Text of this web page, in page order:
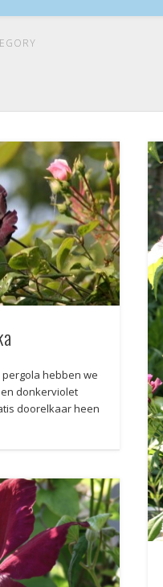
hebben we
donkerviolet
doorelkaar heen